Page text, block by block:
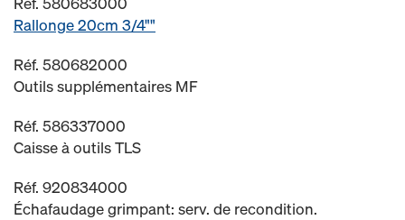
Rallonge 20cm 3/4""
Réf. 580682000
Outils supplémentaires MF
Réf. 586337000
Caisse à outils TLS
Réf. 920834000
Échafaudage grimpant: serv. de recondition.